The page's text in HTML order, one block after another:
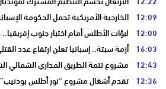
12:09 الخارجية الأمريكية تحمل الحكومة
12:00 لبؤات الأطلس أمام اختبار جنوب
16:03 أزمة سبتة.. إسبانيا تعلن ارتفاع عدد القتلى إلى
12:43 مشروع تتمة الطريق المداري الشمالي
12:36 تقدم أشغال مشروع “نور أطلس بودنيب” بالرشيدية.. إضافة